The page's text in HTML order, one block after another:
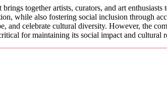
while also fostering social inclusion through
and celebrate cultural diversity. However, the
for maintaining its social impact and cultural